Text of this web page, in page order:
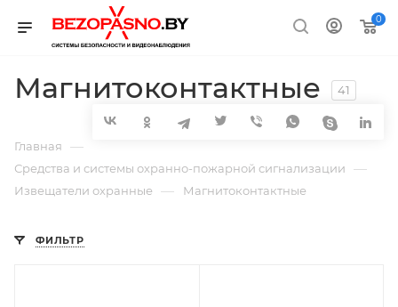
0
Магнитоконтактные 41
Главная —
Средства и системы охранно-пожарной сигнализации —
Извещатели охранные — Магнитоконтактные
ФИЛЬТР